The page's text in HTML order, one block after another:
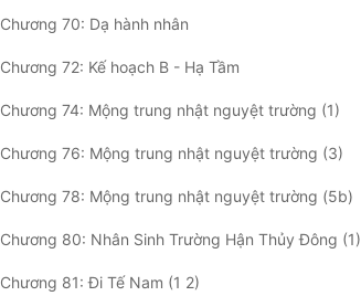
Chương 70: Dạ hành nhân
Chương 72: Kế hoạch B - Hạ Tầm
Chương 74: Mộng trung nhật nguyệt trường (1)
Chương 76: Mộng trung nhật nguyệt trường (3)
Chương 78: Mộng trung nhật nguyệt trường (5b)
Chương 80: Nhân Sinh Trường Hận Thủy Đông (1)
Chương 81: Đi Tế Nam (1 2)